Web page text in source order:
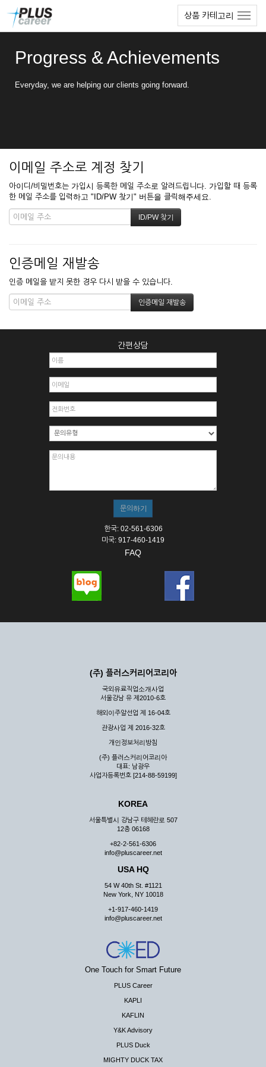
상품 카테고리
Progress & Achievements
Everyday, we are helping our clients going forward.
이메일 주소로 계정 찾기
아이디/비밀번호는 가입시 등록한 메일 주소로 알려드립니다. 가입할 때 등록
한 메일 주소를 입력하고 "ID/PW 찾기" 버튼을 클릭해주세요.
인증메일 재발송
인증 메일을 받지 못한 경우 다시 받을 수 있습니다.
간편상담
한국: 02-561-6306
미국: 917-460-1419
FAQ
(주) 플러스커리어코리아
국외유료직업소개사업
서울강남 유 제2010-6호
해외이주알선업 제 16-04호
관광사업 제 2016-32호
개인정보처리방침
(주) 플러스커리어코리아
대표: 남광우
사업자등록번호 [214-88-59199]
KOREA
서울특별시 강남구 테헤란로 507
12층 06168
+82-2-561-6306
info@pluscareer.net
USA HQ
54 W 40th St. #1121
New York, NY 10018
+1-917-460-1419
info@pluscareer.net
One Touch for Smart Future
PLUS Career
KAPLI
KAFLIN
Y&K Advisory
PLUS Duck
MIGHTY DUCK TAX